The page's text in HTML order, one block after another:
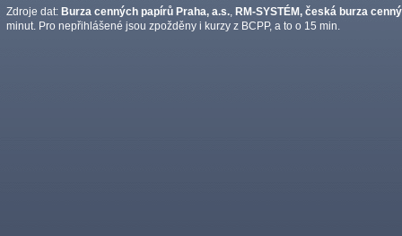
Zdroje dat: Burza cenných papírů Praha, a.s. RM-SYSTÉM, česká burza
minut. Pro nepřihlášené jsou zpožděny i kurzy z BCPP, a to o 15 min.